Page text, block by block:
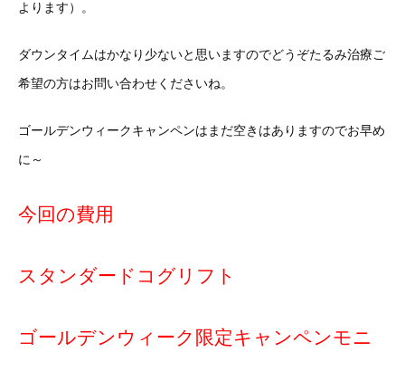
よります）。
ダウンタイムはかなり少ないと思いますのでどうぞたるみ治療ご
希望の方はお問い合わせくださいね。
ゴールデンウィークキャンペンはまだ空きはありますのでお早め
に～
今回の費用
スタンダードコグリフト
ゴールデンウィーク限定キャンペンモニ